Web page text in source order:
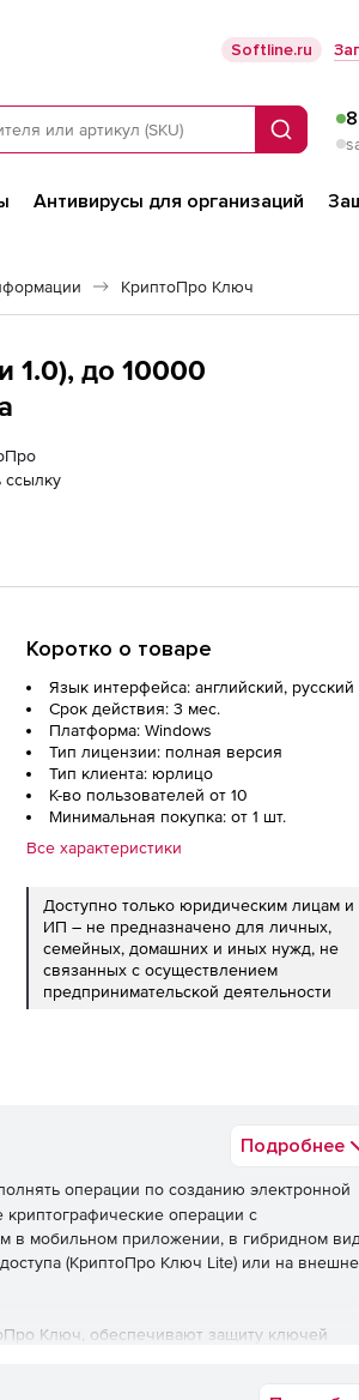
Softline.ru
Поиск
Антивирусы для организаций
КриптоПро Ключ
1.0), до 10000
ссылку
Коротко о товаре
Язык интерфейса: английский, русский
Срок действия: 3 мес.
Платформа: Windows
Тип лицензии: полная версия
Тип клиента: юрлицо
К-во пользователей от 10
Минимальная покупка: от 1 шт.
Все характеристики
Доступно только юридическим лицам и
ИП – не предназначено для личных,
семейных, домашних и иных нужд, не
связанных с осуществлением
предпринимательской деятельности
Подробнее
операции по созданию электронной
операции с
в мобильном приложении, в гибридном
(КриптоПро Ключ Lite) или на
Ключ, обеспечивают защиту ключей